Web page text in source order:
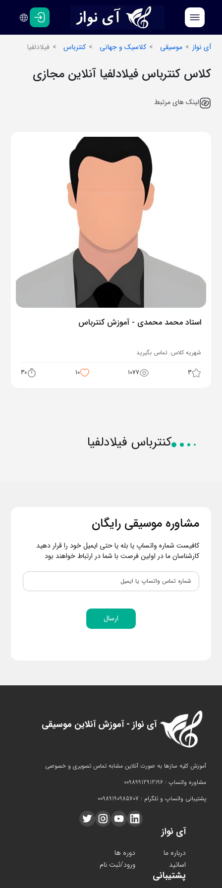
فارسی
انگلیسی
آی نواز
موسیقی کلاسیک و جهانی کنترباس فیلادلفیا
کلاس کنترباس فیلادلفیا آنلاین مجازی
لینک های مرتبط
استاد محمد محمدی - آموزش کنترباس
شهریه کلاس: تماس بگیرید
3
1077
10
30
کنترباس فیلادلفیا
مشاوره موسیقی رایگان
کافیست شماره واتساپ یا بله یا حتی ایمیل خود را قرار دهید
کارشناسان ما در اولین فرصت با شما در ارتباط خواهند بود
ارسال
آی نواز - آموزش آنلاین موسیقی
آموزش کلیه سازها به صورت آنلاین مشابه تماس تصویری و خصوصی
مشاوره واتساپ : 00989912912196
پشتیبانی واتساپ و تلگرام : 00989190985707
آی نواز
درباره ما
دوره ها
اساتید
ورود/ثبت نام
پشتیبانی